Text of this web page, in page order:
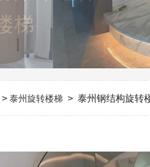
> 泰州旋转楼梯 > 泰州钢结构旋转